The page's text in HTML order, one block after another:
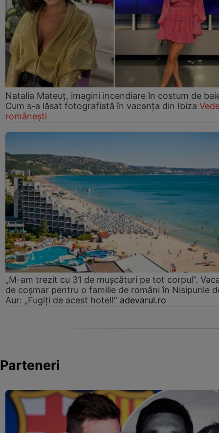
Natalia Mateuț, imagini incendiare în costum de
Cum s-a lăsat fotografiată în vacanța din Ibiza
românești
„M-am trezit cu 31 de mușcături pe tot corpul”.
de coșmar pentru o familie de români în Nisipurile
Aur: „Fugiți de acest hotel!” adevarul.ro
Parteneri